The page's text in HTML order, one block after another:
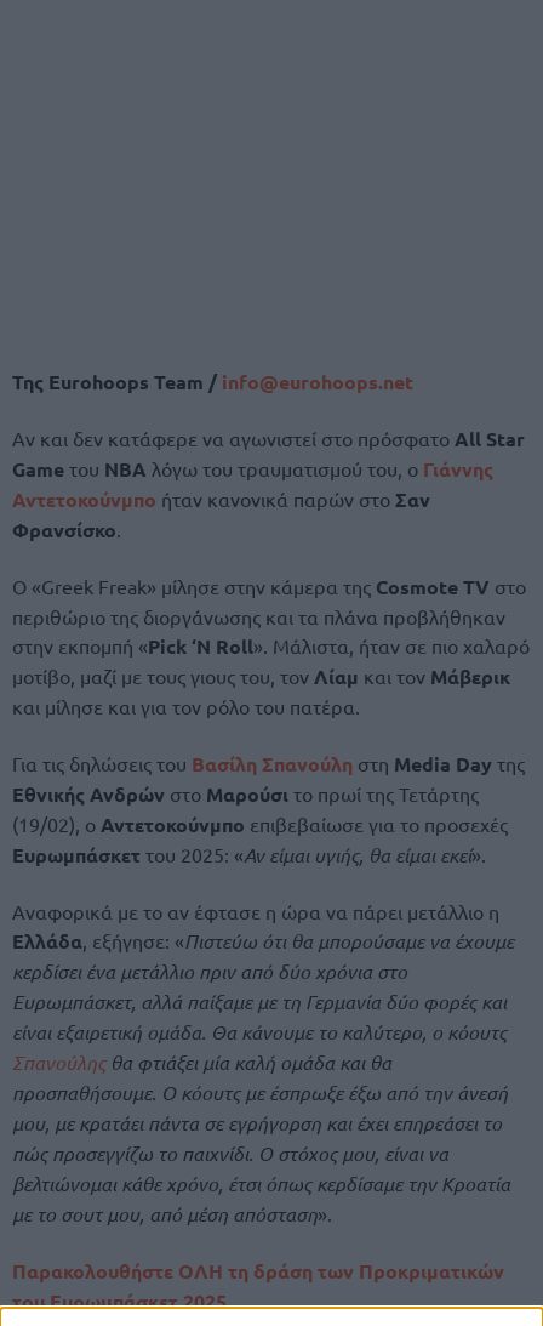
Της Eurohoops Team / info@eurohoops.net
Αν και δεν κατάφερε να αγωνιστεί στο πρόσφατο All Star
Game του NBA λόγω του τραυματισμού του, ο Γιάννης
Αντετοκούνμπο ήταν κανονικά παρών στο Σαν
Φρανσίσκο.
Ο «Greek Freak» μίλησε στην κάμερα της Cosmote TV στο
περιθώριο της διοργάνωσης και τα πλάνα προβλήθηκαν
στην εκπομπή «Pick ‘N Roll». Μάλιστα, ήταν σε πιο χαλαρό
μοτίβο, μαζί με τους γιους του, τον Λίαμ και τον Μάβερικ
και μίλησε και για τον ρόλο του πατέρα.
Για τις δηλώσεις του Βασίλη Σπανούλη στη Media Day της
Εθνικής Ανδρών στο Μαρούσι το πρωί της Τετάρτης
(19/02), ο Αντετοκούνμπο επιβεβαίωσε για το προσεχές
Ευρωμπάσκετ του 2025: «Αν είμαι υγιής, θα είμαι εκεί».
Αναφορικά με το αν έφτασε η ώρα να πάρει μετάλλιο η
Ελλάδα , εξήγησε: «Πιστεύω ότι θα μπορούσαμε να έχουμε
κερδίσει ένα μετάλλιο πριν από δύο χρόνια στο
Ευρωμπάσκετ, αλλά παίξαμε με τη Γερμανία δύο φορές και
είναι εξαιρετική ομάδα. Θα κάνουμε το καλύτερο, ο κόουτς
Σπανούληςθα φτιάξει μία καλή ομάδα και θα
προσπαθήσουμε. Ο κόουτς με έσπρωξε έξω από την άνεσή
μου, με κρατάει πάντα σε εγρήγορση και έχει επηρεάσει το
πώς προσεγγίζω το παιχνίδι. Ο στόχος μου, είναι να
βελτιώνομαι κάθε χρόνο, έτσι όπως κερδίσαμε την Κροατία
με το σουτ μου, από μέση απόσταση».
Παρακολουθήστε ΟΛΗ τη δράση των Προκριματικών
του Ευρωμπάσκετ 2025